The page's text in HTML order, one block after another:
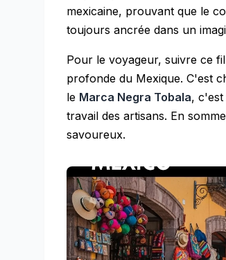
mexicaine, prouvant que le
toujours ancrée dans un
Pour le voyageur, suivre ce
profonde du Mexique. C'est
le Marca Negra Tobala,
travail des artisans. En
savoureux.